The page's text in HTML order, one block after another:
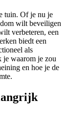
tuin. Of je nu je
wilt beveiligen
verbeteren, een
biedt een
als
je waarom je zou
en hoe je de